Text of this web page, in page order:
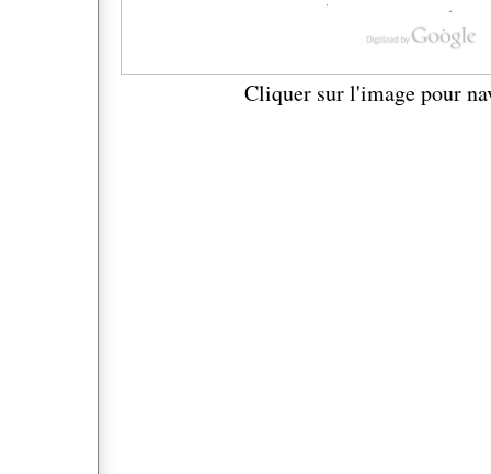
Cliquer sur l'image pour